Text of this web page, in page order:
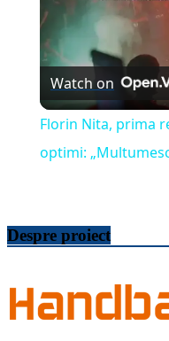
Watch on
Florin Nita, prima
optimi:
Despre proiect